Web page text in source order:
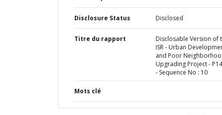
Disclosure Status Disclosed
Titre du rapport
Disclosable Version of
ISR - Urban
and Poor
Upgrading Project -
- Sequence No : 10
Mots clé